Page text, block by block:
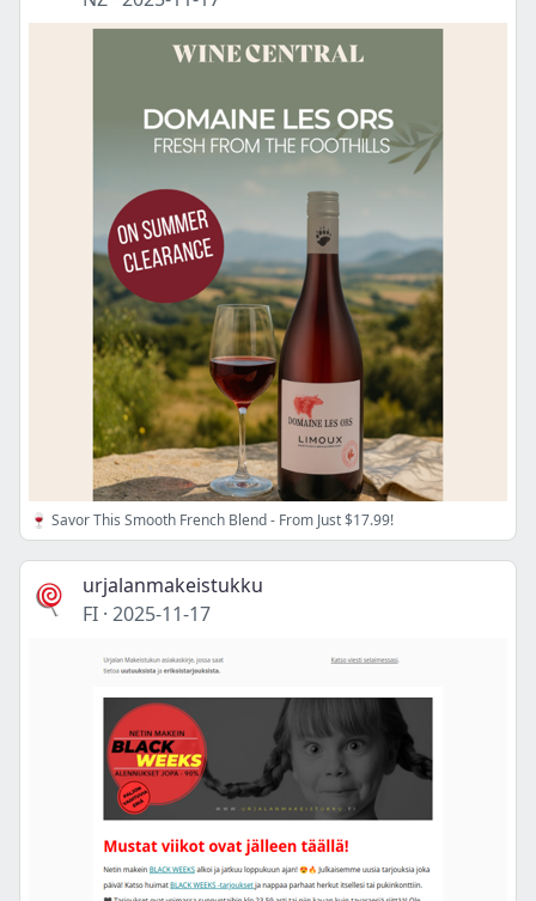
🍷 Savor This Smooth French Blend - From Just $17.99!
urjalanmakeistukku
FI · 2025-11-17